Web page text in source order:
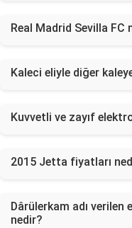
Real Madrid Sevilla
Kaleci eliyle diğer
Kuvvetli ve zayıf
2015 Jetta fiyatları
Dârülerkam adı
nedir?